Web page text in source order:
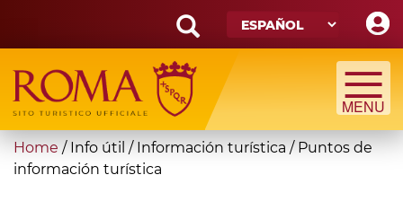
main
content
Search
form
Búsqueda
You
are
Home / Info útil / Información turística / Puntos de
información turística